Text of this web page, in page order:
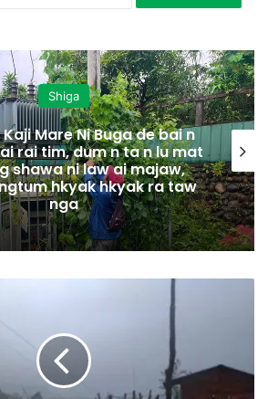
Shiga
Mare Ni Buga de bai n
rai tim, dum n ta n lu mat
shawa ni law ai majaw,
hkyak hkyak ra taw
nga